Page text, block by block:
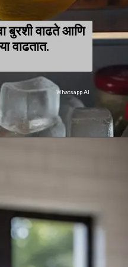
बुरशी वाढते आणि
वाढतात.
Whatsapp AI